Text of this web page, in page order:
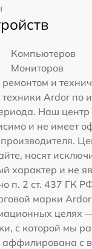
Компьютеров
Мониторов
и
Ardor по
Наш центр
и не имеет
носят
характер и не
п. 2 ст. 437 ГК
марки
целях
с которой мы
аффилирована с